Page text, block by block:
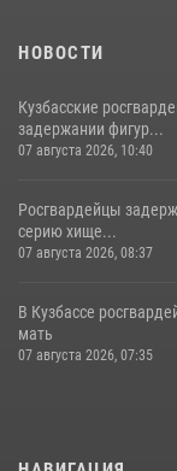
НОВОСТИ
Кузбасские
задержании фигур...
07 августа 2026, 10:40
Росгвардейцы
серию хище...
07 августа 2026, 08:37
В Кузбассе
мать
07 августа 2026, 07:35